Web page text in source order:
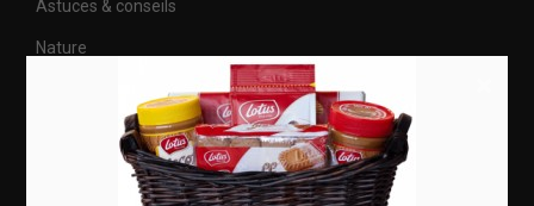
Astuces & conseils
Nature